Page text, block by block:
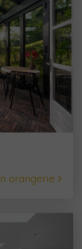
orangerie